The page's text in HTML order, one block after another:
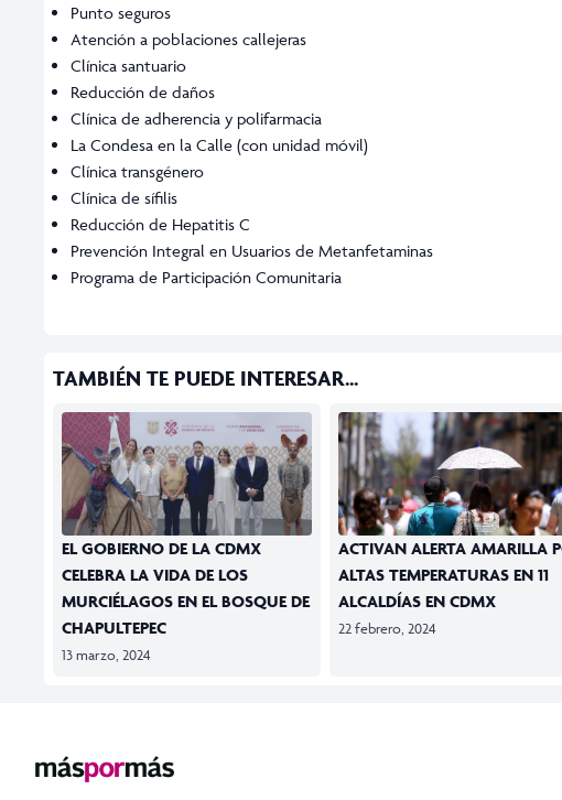
Punto seguros
Atención a poblaciones callejeras
Clínica santuario
Reducción de daños
Clínica de adherencia y polifarmacia
La Condesa en la Calle (con unidad móvil)
Clínica transgénero
Clínica de sífilis
Reducción de Hepatitis C
Prevención Integral en Usuarios de Metanfetaminas
Programa de Participación Comunitaria
TAMBIÉN TE PUEDE INTERESAR...
EL GOBIERNO DE LA CDMX
CELEBRA LA VIDA DE LOS
MURCIÉLAGOS EN EL BOSQUE DE
CHAPULTEPEC
13 marzo, 2024
ACTIVAN ALERTA AMARILLA
ALTAS TEMPERATURAS EN 11
ALCALDÍAS EN CDMX
22 febrero, 2024